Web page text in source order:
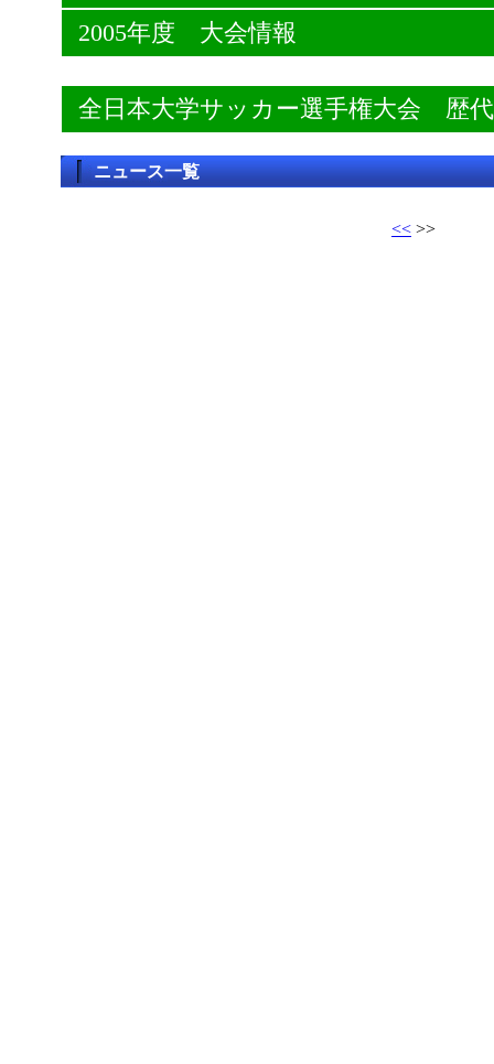
2005年度 大会情報
全日本大学サッカー選手権大会 歴
ニュース一覧
<< >>